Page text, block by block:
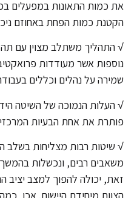
הקטנת כמות הפחת באחוזם
√ התהליך משתלב מצוין עם
נוספות אשר מעודדות
שמירה על נהלים וכללים
√ העלות הנמוכה של השיטה
פותרת את אחת הבעיות
√ שיטות רבות מצליחות בשלב
משאבים רבים, ונכשלות
זאת, יכולה להפוך למצב